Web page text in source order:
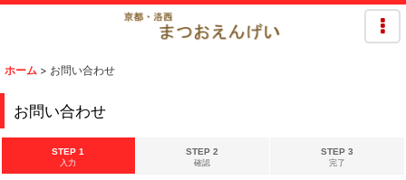
ホーム > お問い合わせ
お問い合わせ
STEP 1
入力
STEP 2
確認
STEP 3
完了